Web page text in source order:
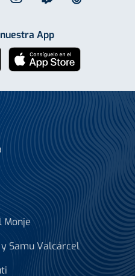
App
Monje
y Samu Valcárcel